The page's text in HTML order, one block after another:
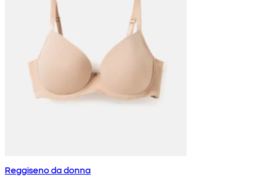
Reggiseno da donna